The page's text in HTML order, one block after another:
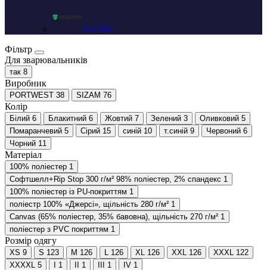
SIZAM
Фільтр
Для зварювальників
так 8
Виробник
PORTWEST 38 SIZAM 76
Колір
Білий 6 Блакитний 6 Жовтий 7 Зелений 3 Оливковий 5
Помаранчевий 5 Сірий 15 синій 10 т.синій 9 Червоний 6
Чорний 11
Матеріал
100% поліеcтер 1
Софтшелл+Rip Stop 300 г/м² 98% поліестер, 2% спандекс 1
100% поліестер із PU-покриттям 1
поліестр 100% «Джерсі», щільність 280 г/м² 1
Canvas (65% поліестер, 35% бавовна), щільність 270 г/м² 1
поліестер з PVC покриттям 1
Розмір одягу
XS 9 S 123 M 126 L 126 XL 126 XXL 126 XXXL 122
XXXXL 5 I 1 II 1 III 1 IV 1